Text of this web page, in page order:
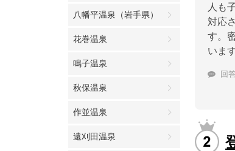
八幡平温泉（岩手県）
花巻温泉
鳴子温泉
秋保温泉
作並温泉
遠刈田温泉
人も
対応
す。
います
回